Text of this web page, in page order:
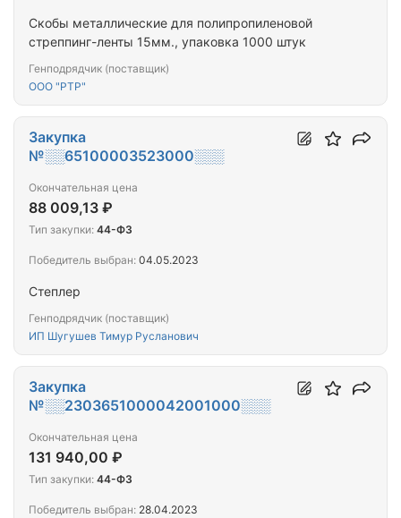
Скобы металлические для полипропиленовой
стреппинг-ленты 15мм., упаковка 1000 штук
Генподрядчик (поставщик)
ООО "РТР"
Степлер
Генподрядчик (поставщик)
ИП Шугушев Тимур Русланович
Закупка
№░░65100003523000░░░
Окончательная цена
88 009,13 ₽
Тип закупки: 44-ФЗ
Победитель выбран: 04.05.2023
Закупка
№░░2303651000042001000░░░
Окончательная цена
131 940,00 ₽
Тип закупки: 44-ФЗ
Победитель выбран: 28.04.2023